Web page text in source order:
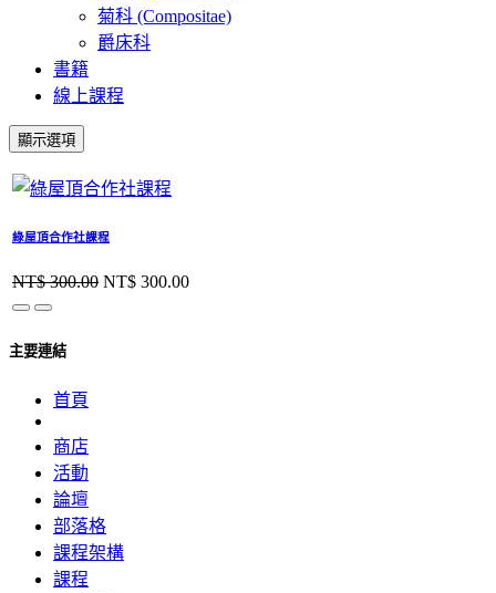
菊科 (Compositae)
爵床科
書籍
線上課程
顯示選項
綠屋頂合作社課程
NT$300.00 NT$ 300.00
主要連結
首頁
商店
活動
論壇
部落格
課程架構
課程